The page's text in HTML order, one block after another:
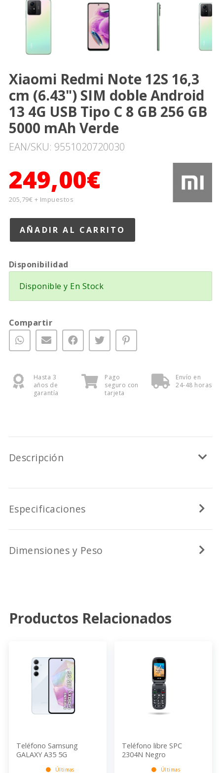
Xiaomi Redmi Note 12S 16,3
cm (6.43") SIM doble Android
13 4G USB Tipo C 8 GB 256 GB
5000 mAh Verde
EAN/SKU: 9551020720030
249,00€
205,79€ + Impuestos
Disponibilidad
Disponible y En Stock
Compartir
Hasta 3
años de
garantía
Pago
seguro con
tarjeta
Envío en
24-48 horas
Descripción
Especificaciones
Dimensiones y Peso
Productos Relacionados
Teléfono Samsung
GALAXY A35 5G
Últimas
Teléfono libre SPC
2304N Negro
Últimas